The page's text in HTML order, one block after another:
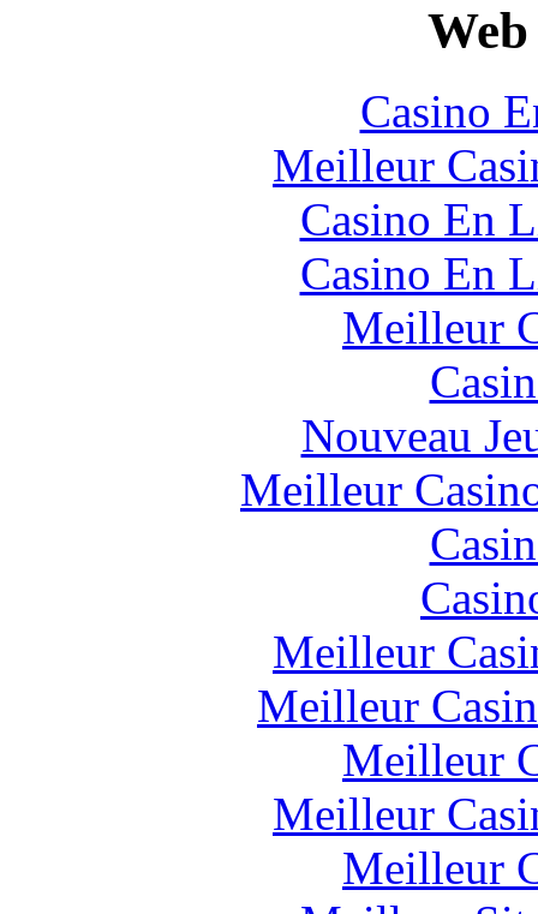
Web
Casino
Meilleur
Casino En
Casino En
Meilleur
Nouveau
Meilleur
Meilleur
Meilleur
Meilleur
Meilleur
Meilleur